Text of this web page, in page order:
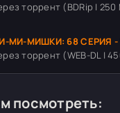
торрент (BDRip | 250
МИ-МИШКИ: 68 СЕРИЯ -
торрент (WEB-DL |
посмотреть: